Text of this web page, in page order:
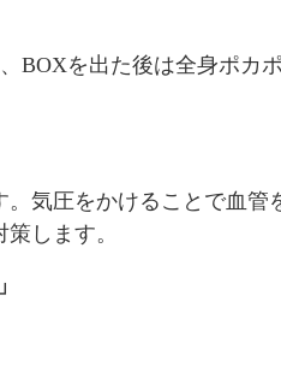
BOXを出た後は全身ポカ
気圧をかけることで血
します。